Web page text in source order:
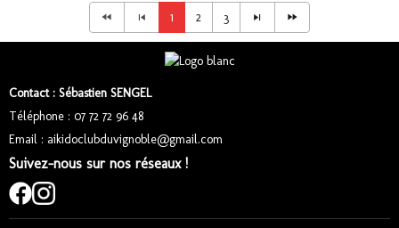
1 2 3
Contact : Sébastien SENGEL
Téléphone : 07 72 72 96 48
Email : aikidoclubduvignoble@gmail.com
Suivez-nous sur nos réseaux !